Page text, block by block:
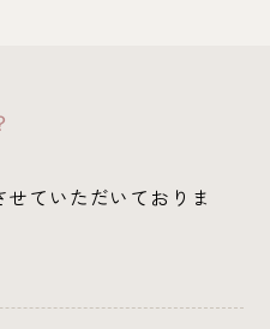
ていただいておりま